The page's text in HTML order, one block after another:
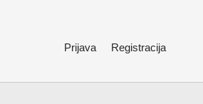
Prijava Registracija